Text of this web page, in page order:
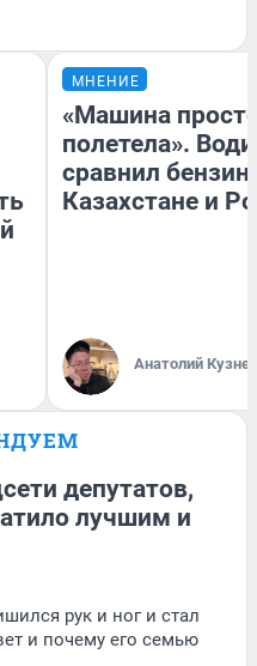
МНЕНИЕ
«Машина
полетела».
сравнил бензин
Казахстане и
Анатолий
депутатов,
лучшим и
рук и ног и стал
и почему его семью